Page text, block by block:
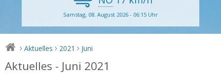
Samstag, 08. August 2026 - 06:15 Uhr
> Aktuelles > 2021 > Juni
Aktuelles - Juni 2021